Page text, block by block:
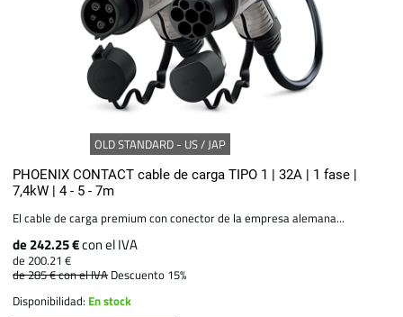
OLD STANDARD - US / JAP
PHOENIX CONTACT cable de carga TIPO 1 | 32A | 1 fase |
7,4kW | 4 - 5 - 7m
El cable de carga premium con conector de la empresa alemana...
de 242.25 €con el IVA
de 200.21 €
de 285 €con el IVA Descuento 15%
Disponibilidad: En stock